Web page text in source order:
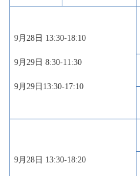
9月28日 13:30-18:10
9月29日 8:30-11:30
9月29日13:30-17:10
9月28日 13:30-18:20